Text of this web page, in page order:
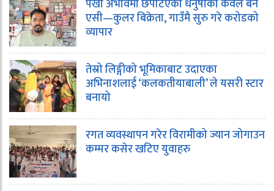
पंखा अभावमा छपटिएका धनुषाका केवल बने
एसी—कुलर बिक्रेता, गाउँमै सुरु गरे करोडको
व्यापार
तेस्रो लिङ्गीको भूमिकाबाट उदाएका
अभिनाशलाई ‘कलकतीयाबाली’ ले यसरी स्टार
बनायो
रगत व्यवस्थापन गरेर विरामीको ज्यान जोगाउन
कम्मर कसेर खटिए युवाहरु